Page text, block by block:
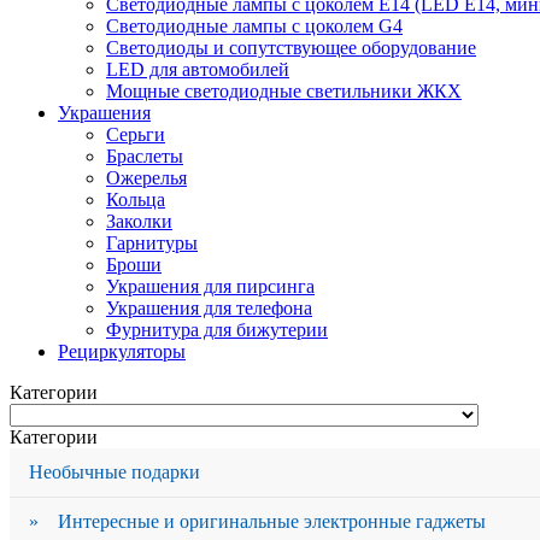
Светодиодные лампы с цоколем G4
Светодиоды и сопутствующее оборудование
LED для автомобилей
Мощные светодиодные светильники ЖКХ
Украшения
Серьги
Браслеты
Ожерелья
Кольца
Заколки
Гарнитуры
Броши
Украшения для пирсинга
Украшения для телефона
Фурнитура для бижутерии
Рециркуляторы
Категории
Категории
Необычные подарки
» Интересные и оригинальные электронные гаджеты